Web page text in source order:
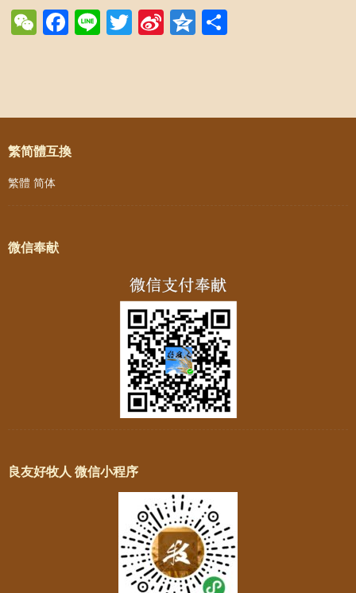
WeChat
Facebook
LineTwitter
SinaQzone
Post navigation
繁简體互換
繁體 简体
微信奉献
良友好牧人 微信小程序